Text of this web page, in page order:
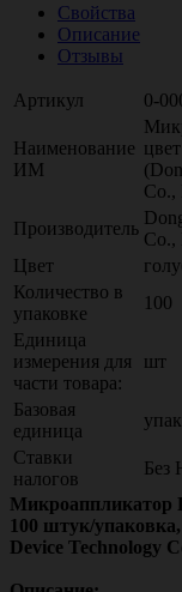
Свойства
Описание
Отзывы
Артикул 0-
Наименование
ИМ
Cо.,
Производитель
Cо.,
Цвет
Количество в
упаковке
100
Единица
измерения для
части товара:
шт
Базовая
единица
упак
Ставки
налогов
Без
Микроаппликатор
100 штук/
Device Technology